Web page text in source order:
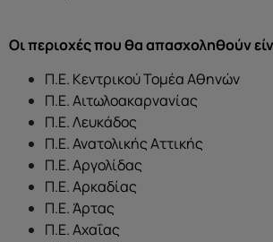
Οι περιοχές που θα απασχοληθούν
Π.Ε. Κεντρικού Τομέα Αθηνών
Π.Ε. Αιτωλοακαρνανίας
Π.Ε. Λευκάδος
Π.Ε. Ανατολικής Αττικής
Π.Ε. Αργολίδας
Π.Ε. Αρκαδίας
Π.Ε. Άρτας
Π.Ε. Αχαΐας